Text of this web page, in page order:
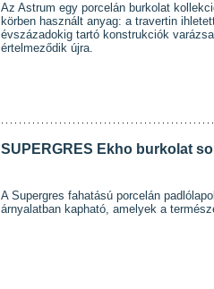
Az Astrum egy porcelán burkolat
körben használt anyag: a travertin
évszázadokig tartó konstrukciók
értelmeződik újra.
SUPERGRES Ekho burkolat
A Supergres fahatású porcelán
árnyalatban kapható, amelyek a